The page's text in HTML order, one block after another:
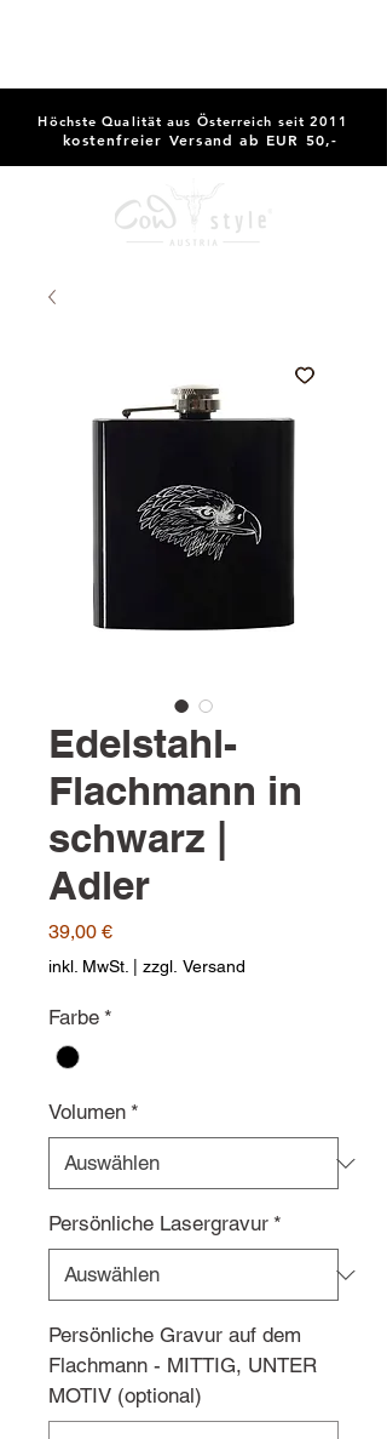
Höchste Qualität aus Österreich seit 2011
kostenfreier Versand ab EUR 50,-
Edelstahl-
Flachmann in
schwarz |
Adler
39,00 €Preis
inkl. MwSt. zzgl. Versand
Farbe *
Volumen *
Persönliche Lasergravur *
Persönliche Gravur auf dem
Flachmann - MITTIG, UNTER
MOTIV (optional)